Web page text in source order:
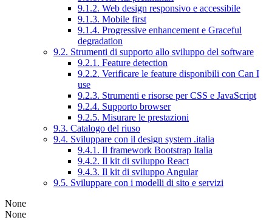
9.1.2. Web design responsivo e accessibile
9.1.3. Mobile first
9.1.4. Progressive enhancement e Graceful
degradation
9.2. Strumenti di supporto allo sviluppo del software
9.2.1. Feature detection
9.2.2. Verificare le feature disponibili con Can I
use
9.2.3. Strumenti e risorse per CSS e JavaScript
9.2.4. Supporto browser
9.2.5. Misurare le prestazioni
9.3. Catalogo del riuso
9.4. Sviluppare con il design system .italia
9.4.1. Il framework Bootstrap Italia
9.4.2. Il kit di sviluppo React
9.4.3. Il kit di sviluppo Angular
9.5. Sviluppare con i modelli di sito e servizi
None
None